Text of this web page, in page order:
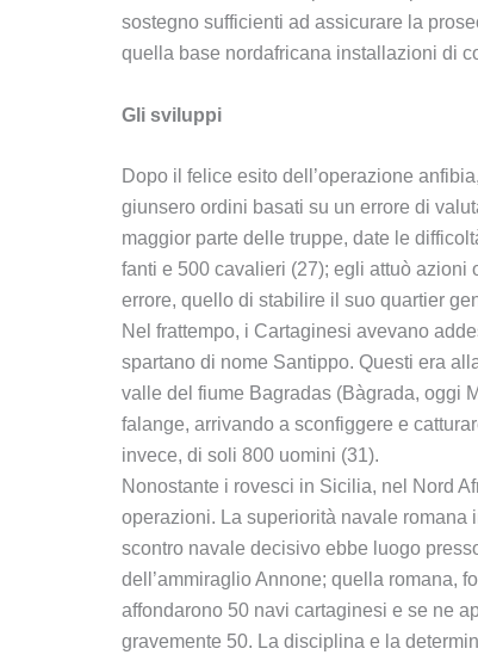
sostegno sufficienti ad assicurare la
quella base nordafricana installazioni di
Gli sviluppi
Dopo il felice esito dell’operazione
giunsero ordini basati su un errore di
maggior parte delle truppe, date le
fanti e 500 cavalieri (27); egli attuò azioni
errore, quello di stabilire il suo quartier
Nel frattempo, i Cartaginesi avevano
spartano di nome Santippo. Questi era
valle del fiume Bagradas (Bàgrada, oggi
falange, arrivando a sconfiggere e
invece, di soli 800 uomini (31).
Nonostante i rovesci in Sicilia, nel Nord
operazioni. La superiorità navale romana
scontro navale decisivo ebbe luogo
dell’ammiraglio Annone; quella romana,
affondarono 50 navi cartaginesi e se ne
gravemente 50. La disciplina e la